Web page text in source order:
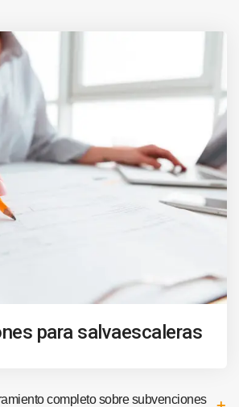
para salvaescaleras
completo sobre subvenciones